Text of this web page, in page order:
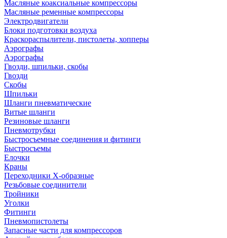
Масляные коаксиальные компрессоры
Масляные ременные компрессоры
Электродвигатели
Блоки подготовки воздуха
Краскораспылители, пистолеты, хопперы
Аэрографы
Аэрографы
Гвозди, шпильки, скобы
Гвозди
Скобы
Шпильки
Шланги пневматические
Витые шланги
Резиновые шланги
Пневмотрубки
Быстросъемные соединения и фитинги
Быстросъемы
Елочки
Краны
Переходники Х-образные
Резьбовые соединители
Тройники
Уголки
Фитинги
Пневмопистолеты
Запасные части для компрессоров